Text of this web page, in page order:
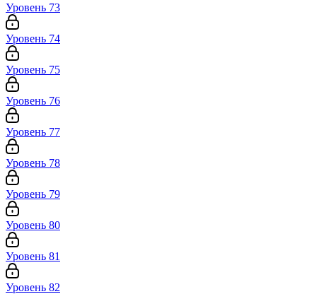
Уровень 73
Уровень 74
Уровень 75
Уровень 76
Уровень 77
Уровень 78
Уровень 79
Уровень 80
Уровень 81
Уровень 82